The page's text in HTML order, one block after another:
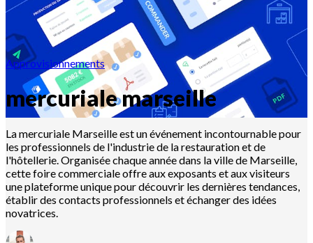
Approvisionnements
mercuriale marseille
La mercuriale Marseille est un événement incontournable pour
les professionnels de l'industrie de la restauration et de
l'hôtellerie. Organisée chaque année dans la ville de Marseille,
cette foire commerciale offre aux exposants et aux visiteurs
une plateforme unique pour découvrir les dernières tendances,
établir des contacts professionnels et échanger des idées
novatrices.